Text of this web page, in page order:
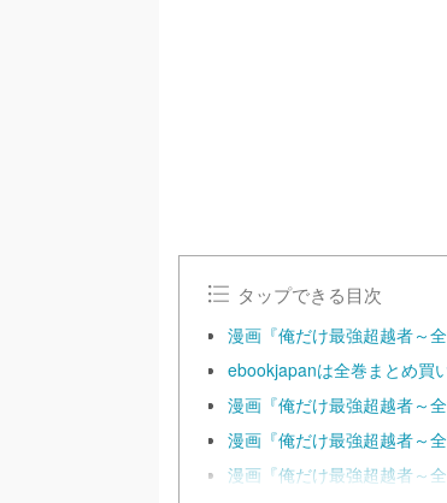
タップできる目次
漫画『俺だけ最強超越者～
ebookjapanは全巻まとめ買
漫画『俺だけ最強超越者～
漫画『俺だけ最強超越者～
漫画『俺だけ最強超越者～